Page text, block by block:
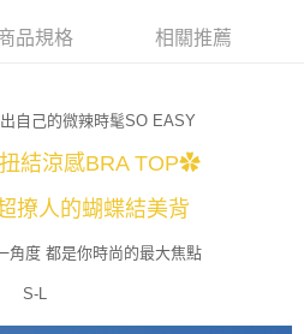
品規格 相關推薦
自己的微辣時髦SO EASY
結涼感BRA TOP✿
撩人的蝴蝶結美背
角度 都是你時尚的最大焦點
S-L